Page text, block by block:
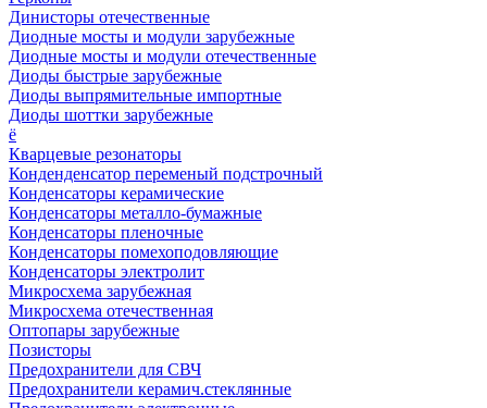
Динисторы отечественные
Диодные мосты и модули зарубежные
Диодные мосты и модули отечественные
Диоды быстрые зарубежные
Диоды выпрямительные импортные
Диоды шоттки зарубежные
ё
Кварцевые резонаторы
Конденденсатор переменый подстрочный
Конденсаторы керамические
Конденсаторы металло-бумажные
Конденсаторы пленочные
Конденсаторы помехоподовляющие
Конденсаторы электролит
Микросхема зарубежная
Микросхема отечественная
Оптопары зарубежные
Позисторы
Предохранители для СВЧ
Предохранители керамич.стеклянные